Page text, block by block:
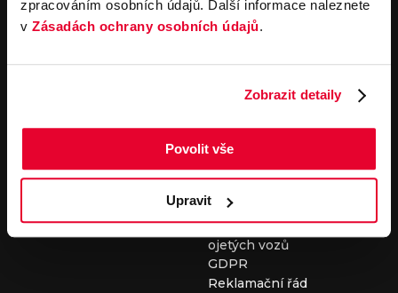
zpracováním osobních údajů. Další informace naleznete
v Zásadách ochrany osobních údajů.
Zobrazit detaily
Povolit vše
Upravit
Kariéra
Servisní služby
Servis
Důležité odkazy
Cookies
Všeobecné obchodní
podmínky pro online
vozidel
Všeobecné obchodní
podmínky pro provádění
servisních prací
Všeobecné obchodní
podmínky při nákupu
ojetých vozů
GDPR
Reklamační řád